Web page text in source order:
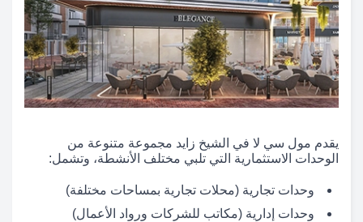
يقدم مول سي لا في الشيخ زايد مجموعة متنوعة من
الوحدات الاستثمارية التي تلبي مختلف الأنشطة، وتشمل:
وحدات تجارية (محلات تجارية بمساحات مختلفة)
وحدات إدارية (مكاتب للشركات ورواد الأعمال)